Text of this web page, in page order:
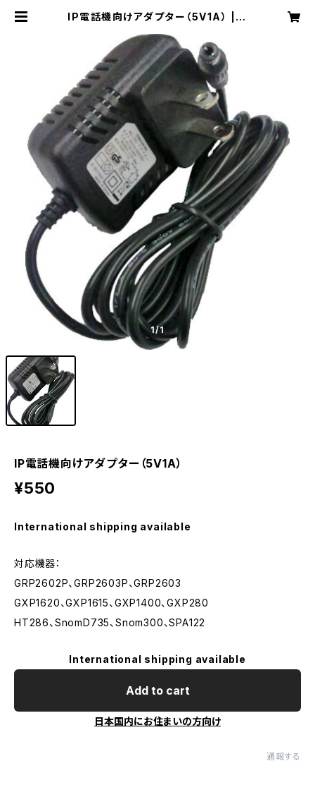
IP電話機向けアダプター（5V1A） | C
1/1
IP電話機向けアダプター（5V1A）
¥550
International shipping available
対応機器：
GRP2602P、GRP2603P、GRP2603
GXP1620、GXP1615、GXP1400、GXP280
HT286、SnomD735、Snom300、SPA122
International shipping available
Add to cart
日本国内にお住まいの方向け
通報する